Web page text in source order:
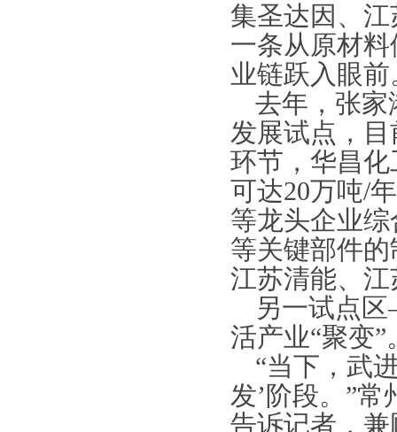
集圣达因、
一条从原材
业链跃入眼前
去年，张家
发展试点，
环节，华昌
可达20万吨/
等龙头企业
等关键部件
江苏清能、
另一试点区
活产业“聚变”
“当下，武
发’阶段。”
告诉记者，兼